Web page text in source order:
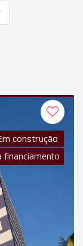
construção
financiamento